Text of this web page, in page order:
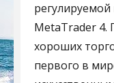
MetaTrader 4.
хороших
первого в